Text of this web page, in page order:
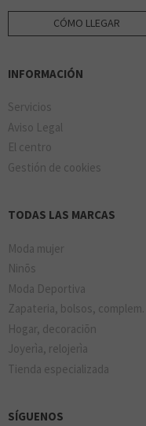
CÓMO LLEGAR
INFORMACIÓN
Servicios
Aviso Legal
El centro
Gestión de cookies
TODAS LAS MARCAS
Moda mujer
Ninõs
Moda Deportiva
Zapateria, bolsos, complem.
Hogar, decoraciõn
Joyerìa, relojerìa
Tienda especializada
SÍGUENOS